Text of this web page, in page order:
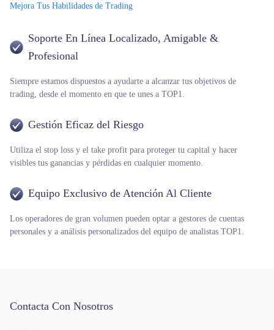
Mejora Tus Habilidades de Trading
Soporte En Línea Localizado, Amigable &
Profesional
Siempre estamos dispuestos a ayudarte a alcanzar tus objetivos de
trading, desde el momento en que te unes a TOP1.
Gestión Eficaz del Riesgo
Utiliza el stop loss y el take profit para proteger tu capital y hacer
visibles tus ganancias y pérdidas en cualquier momento.
Equipo Exclusivo de Atención Al Cliente
Los operadores de gran volumen pueden optar a gestores de cuentas
personales y a análisis personalizados del equipo de analistas TOP1.
Contacta Con Nosotros